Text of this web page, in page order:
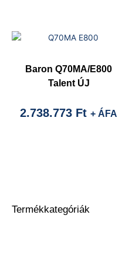
Termékkategóriák
Baron Q70MA/E800
Talent ÚJ
2.738.773 Ft + ÁFA